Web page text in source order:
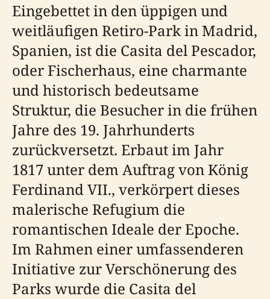
Eingebettet in den üppigen und
weitläufigen Retiro-Park in Madrid,
Spanien, ist die Casita del Pescador,
oder Fischerhaus, eine charmante
und historisch bedeutsame
Struktur, die Besucher in die frühen
Jahre des 19. Jahrhunderts
zurückversetzt. Erbaut im Jahr
1817 unter dem Auftrag von König
Ferdinand VII., verkörpert dieses
malerische Refugium die
romantischen Ideale der Epoche.
Im Rahmen einer umfassenderen
Initiative zur Verschönerung des
Parks wurde die Casita del